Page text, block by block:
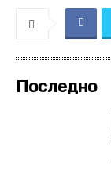
Последно